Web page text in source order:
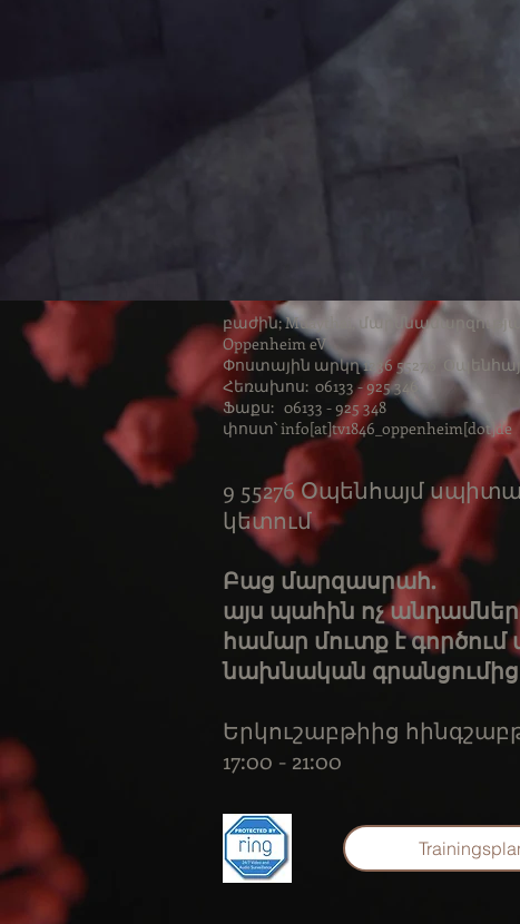
բաժին; Muaythai,
Oppenheim eV
Փոստային արկղ 1236 55276
Հեռախոս: 06133 - 925 346
Ֆաքս: 06133 - 925 348
փոստ՝ info[at]tv1846_oppenheim[dot]de
9 55276 Օպենհայմ
կետում
Բաց մարզասրահ.
այս պահին ոչ
համար մուտք է գործում
նախնական
Երկուշաբթիից
17:00 - 21:00